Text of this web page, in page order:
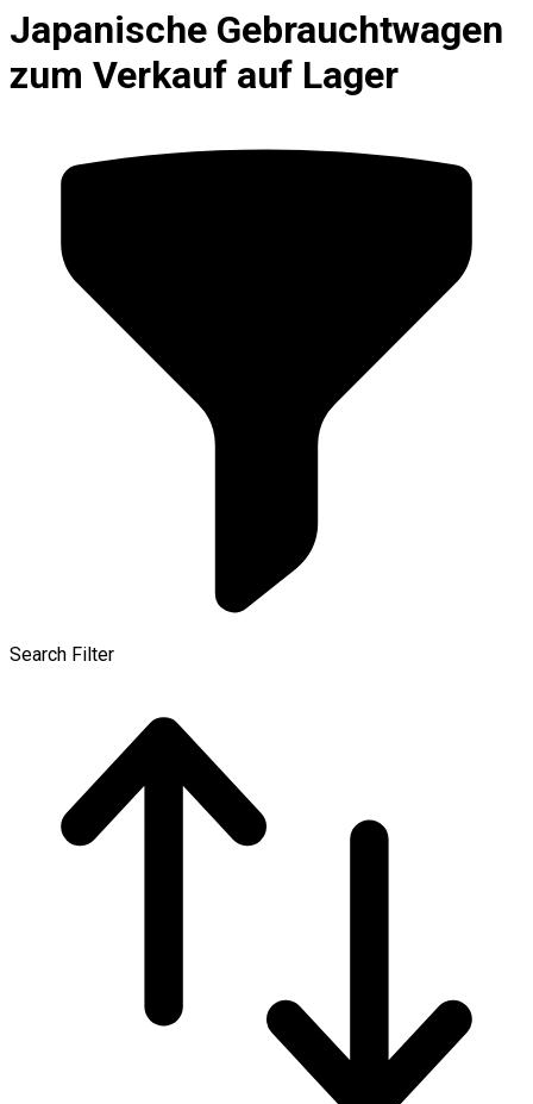
Japanische Gebrauchtwagen
zum Verkauf auf Lager
Search Filter